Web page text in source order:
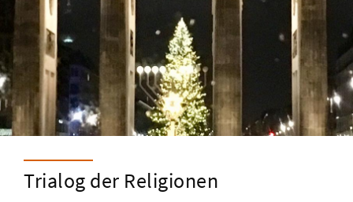
Aktuelles
Biographie
Lebenswerk
Überblick über sein Werk
Dialog mit Deutschland
Über Uns
Unsere Aufgabe
Unser Namensgeber
Trialog der Religionen